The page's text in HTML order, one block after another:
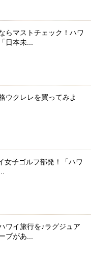
らマストチェック！ハワ
日本未...
ウクレレを買ってみよ
女子ゴルフ部発！「ハワ
ワイ旅行を♪ラグジュア
ブがあ...